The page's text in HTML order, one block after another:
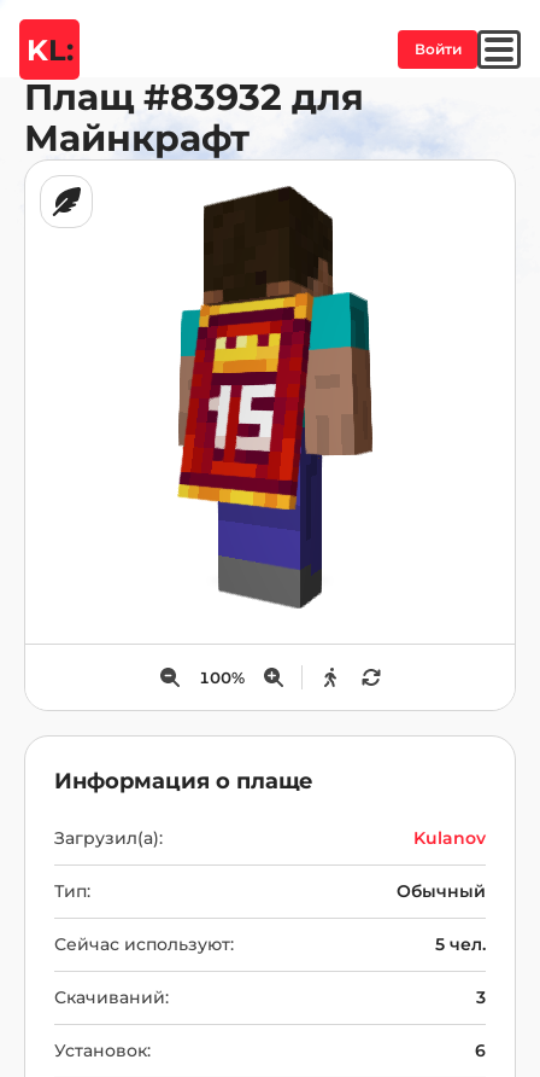
KL: Войти
Плащ #83932 для
Майнкрафт
100%
Информация о плаще
Загрузил(а): Kulanov
Тип: Обычный
Сейчас используют: 5 чел.
Скачиваний: 3
Установок: 6